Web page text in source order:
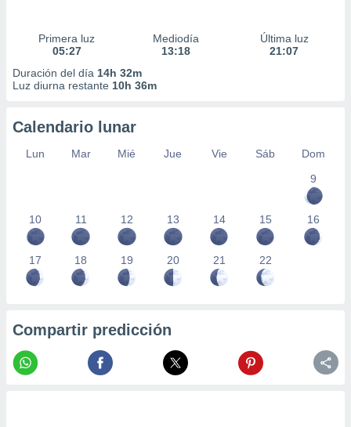
uso de
con el
e
1199
Primera luz
05:27
Mediodía
13:18
Última luz
21:07
Duración del día 14h 32m
Luz diurna restante 10h 36m
Calendario lunar
Lun Mar Mié Jue Vie Sáb
Dom
9
10 11 12 13 14 15 16
17 18 19 20 21 22
Compartir predicción